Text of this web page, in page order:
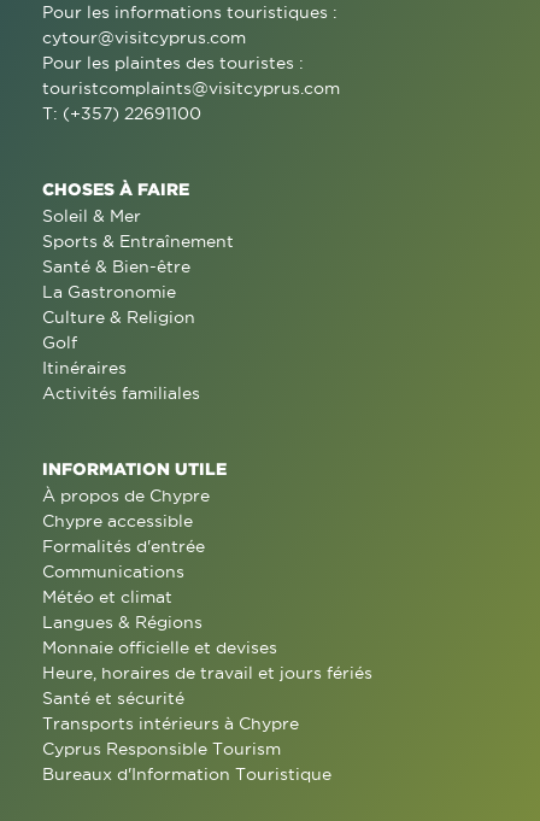
Pour les informations touristiques :
cytour@visitcyprus.com
Pour les plaintes des touristes :
touristcomplaints@visitcyprus.com
T: (+357) 22691100
CHOSES À FAIRE
Soleil & Mer
Sports & Entraînement
Santé & Bien-être
La Gastronomie
Culture & Religion
Golf
Itinéraires
Activités familiales
INFORMATION UTILE
À propos de Chypre
Chypre accessible
Formalités d'entrée
Communications
Météo et climat
Langues & Régions
Monnaie officielle et devises
Heure, horaires de travail et jours fériés
Santé et sécurité
Transports intérieurs à Chypre
Cyprus Responsible Tourism
Bureaux d'Information Touristique